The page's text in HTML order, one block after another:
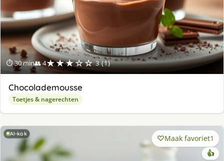
⏱ 30 min👥 4★★★☆☆ 3 (1)
Chocolademousse
Toetjes & nagerechten
AI-kok Maak favoriet1
👍